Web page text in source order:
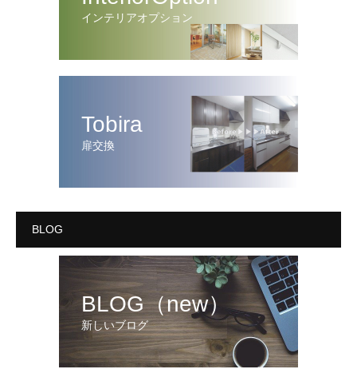
インテリアオプション
Tobira
扉交換
BLOG
BLOG（new）
新しいブログ